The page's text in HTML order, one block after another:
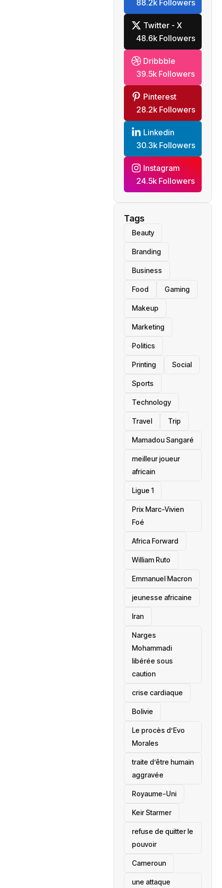
88.2k Followers
Twitter - X
48.6k Followers
Dribbble
39.5k Followers
Pinterest
28.2k Followers
Linkedin
30.3k Followers
Instagram
24.5k Followers
Tags
Beauty
Branding
Business
Food Gaming
Makeup
Marketing
Politics
Printing Social
Sports
Technology
Travel Trip
Mamadou Sangaré
meilleur joueur
africain
Ligue 1
Prix Marc-Vivien
Foé
‎Africa Forward
William Ruto
Emmanuel Macron
jeunesse africaine
‎Iran
Narges
Mohammadi
libérée sous
caution
crise cardiaque
‎Bolivie
Le procès d’Evo
Morales
traite d’être humain
aggravée
‎Royaume-Uni
Keir Starmer
refuse de quitter le
pouvoir
‎Cameroun
une attaque